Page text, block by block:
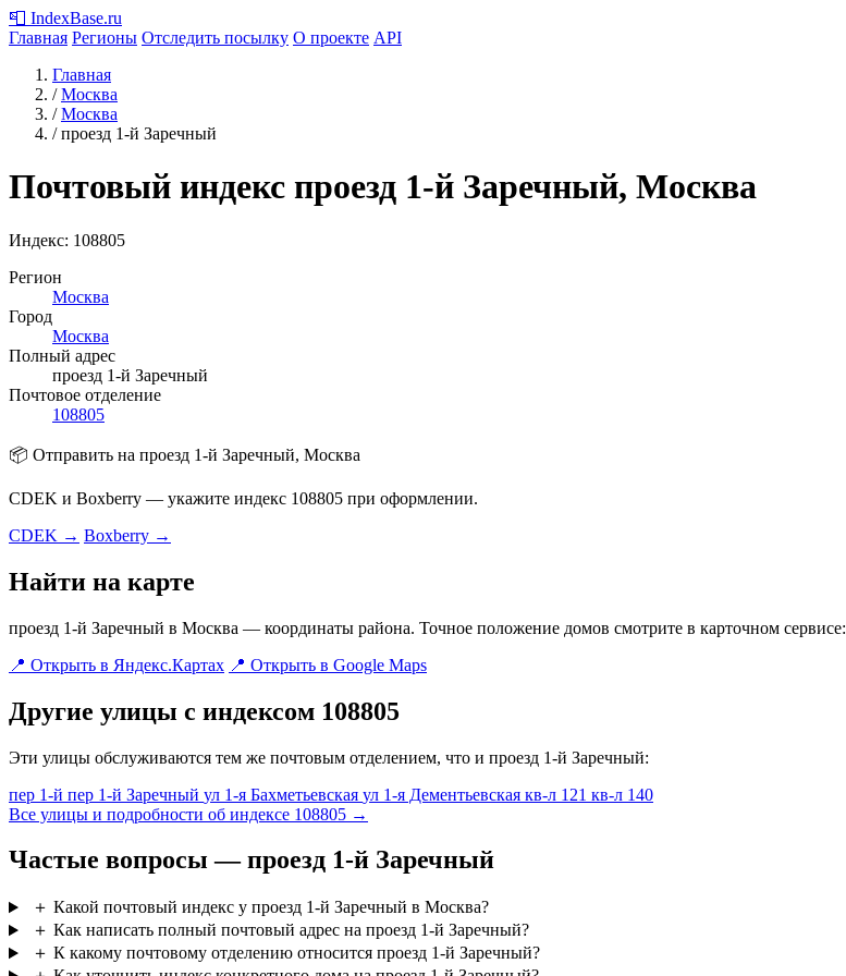
📮 IndexBase.ru
Главная Регионы Отследить посылку О проекте API
Главная
/ Москва
/ Москва
/ проезд 1-й Заречный
Почтовый индекс проезд 1-й Заречный, Москва
Индекс: 108805
Регион
Москва
Город
Москва
Полный адрес
проезд 1-й Заречный
Почтовое отделение
108805
📦 Отправить на проезд 1-й Заречный, Москва
CDEK и Boxberry — укажите индекс 108805 при оформлении.
CDEK → Boxberry →
Найти на карте
проезд 1-й Заречный в Москва — координаты района. Точное положение домов смотрите в карточном сервисе:
📍 Открыть в Яндекс.Картах 📍 Открыть в Google Maps
Другие улицы с индексом 108805
Эти улицы обслуживаются тем же почтовым отделением, что и проезд 1-й Заречный:
пер 1-й пер 1-й Заречный ул 1-я Бахметьевская ул 1-я Дементьевская кв-л 121 кв-л 140
Все улицы и подробности об индексе 108805 →
Частые вопросы — проезд 1-й Заречный
＋ Какой почтовый индекс у проезд 1-й Заречный в Москва?
＋ Как написать полный почтовый адрес на проезд 1-й Заречный?
＋ К какому почтовому отделению относится проезд 1-й Заречный?